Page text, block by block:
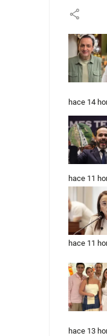
share
hace 14
hace 11
hace 11
hace 13